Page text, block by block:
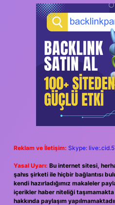
Reklam ve İletişim: Skype:
Yasal Uyarı: Bu internet sitesi,
şahıs şirketi ile hiçbir bağlantısı
kendi hazırladığımız makaleler
içerikler haber niteliği
hakkında paylaşım